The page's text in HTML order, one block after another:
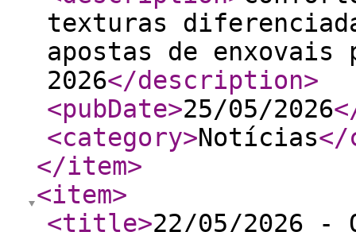
texturas
apostas de enxovais
2026</description>
<pubDate>25/05/2026
<category>Notícias</
</item>
<item>
<title>22/05/2026 -